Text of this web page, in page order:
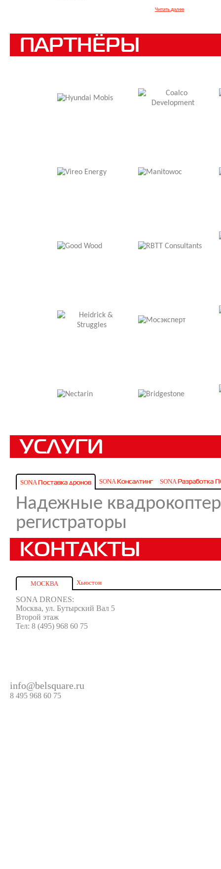
Читать далее
ПАРТНЁРЫ
УСЛУГИ
SONA Поставка дронов SONA Консалтинг SONA Разработка
Надежные
регистраторы
КОНТАКТЫ
МОСКВА Хьюстон
SONA DRONES:
Москва, ул. Бутырский Вал 5
Второй этаж
Тел: 8 (495) 968 60 75
info@belsquare.ru
8 495 968 60 75